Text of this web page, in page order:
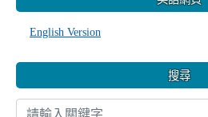
English Version
搜尋